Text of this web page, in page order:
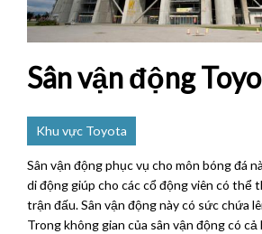
Sân vận động
Khu vực Toyota
Sân vận động phục vụ cho môn bóng đá
di động giúp cho các cổ động viên có thể
trận đấu. Sân vận động này có sức chứa
Trong không gian của sân vận động có cả